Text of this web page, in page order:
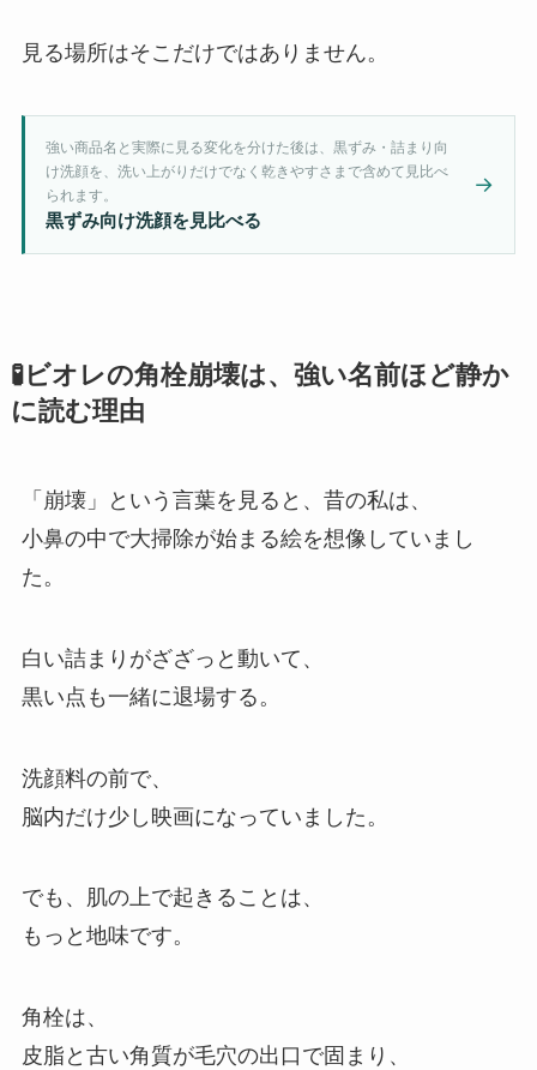
見る場所はそこだけではありません。
強い商品名と実際に見る変化を分けた後は、黒ずみ・詰まり向
け洗顔を、洗い上がりだけでなく乾きやすさまで含めて見比べ
られます。
黒ずみ向け洗顔を見比べる
→
🧪ビオレの角栓崩壊は、強い名前ほど静か
に読む理由
「崩壊」という言葉を見ると、昔の私は、
小鼻の中で大掃除が始まる絵を想像していまし
た。
白い詰まりがざざっと動いて、
黒い点も一緒に退場する。
洗顔料の前で、
脳内だけ少し映画になっていました。
でも、肌の上で起きることは、
もっと地味です。
角栓は、
皮脂と古い角質が毛穴の出口で固まり、